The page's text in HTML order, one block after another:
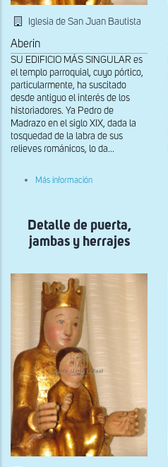
Iglesia de San Juan Bautista
Aberin
SU EDIFICIO MÁS SINGULAR es
el templo parroquial, cuyo pórtico,
particularmente, ha suscitado
desde antiguo el interés de los
historiadores. Ya Pedro de
Madrazo en el siglo XIX, dada la
tosquedad de la labra de sus
relieves románicos, lo da...
Más información
y
herrajes
Detalle de puerta,
jambas y herrajes